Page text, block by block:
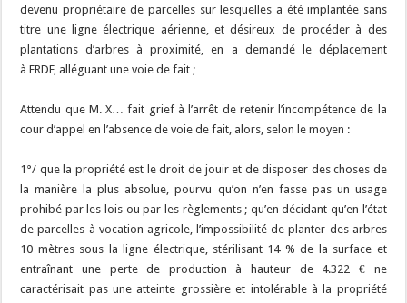
devenu propriétaire de parcelles sur lesquelles a été implantée sans
titre une ligne électrique aérienne, et désireux de procéder à des
plantations d’arbres à proximité, en a demandé le déplacement
à ERDF, alléguant une voie de fait ;
Attendu que M. X… fait grief à l’arrêt de retenir l’incompétence de la
cour d’appel en l’absence de voie de fait, alors, selon le moyen :
1°/ que la propriété est le droit de jouir et de disposer des choses de
la manière la plus absolue, pourvu qu’on n’en fasse pas un usage
prohibé par les lois ou par les règlements ; qu’en décidant qu’en l’état
de parcelles à vocation agricole, l’impossibilité de planter des arbres
10 mètres sous la ligne électrique, stérilisant 14 % de la surface et
entraînant une perte de production à hauteur de 4.322 € ne
caractérisait pas une atteinte grossière et intolérable à la propriété